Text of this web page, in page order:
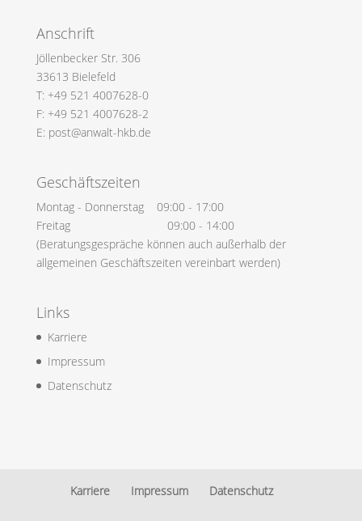
Anschrift
Jöllenbecker Str. 306
33613 Bielefeld
T: +49 521 4007628-0
F: +49 521 4007628-2
E: post@anwalt-hkb.de
Geschäftszeiten
Montag - Donnerstag 09:00 - 17:00
Freitag 09:00 - 14:00
(Beratungsgespräche können auch außerhalb der
allgemeinen Geschäftszeiten vereinbart werden)
Links
Karriere
Impressum
Datenschutz
Karriere Impressum Datenschutz